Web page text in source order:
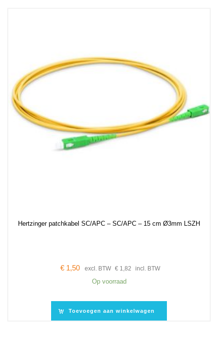
Hertzinger patchkabel SC/APC – SC/APC – 15 cm Ø3mm LSZH
€ 1,50 excl. BTW € 1,82 incl. BTW
Op voorraad
Toevoegen aan winkelwagen